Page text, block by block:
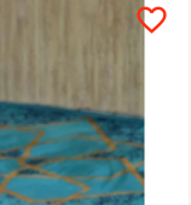
favorite_border